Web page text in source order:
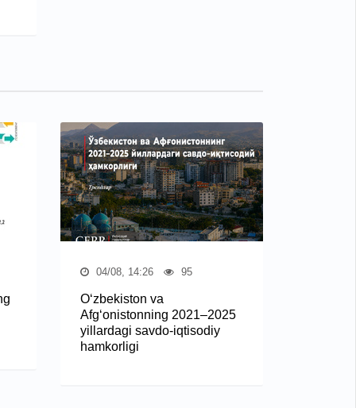
04/08, 14:26 95
O‘zbekiston va
Afg‘onistonning 2021–2025
yillardagi savdo-iqtisodiy
hamkorligi